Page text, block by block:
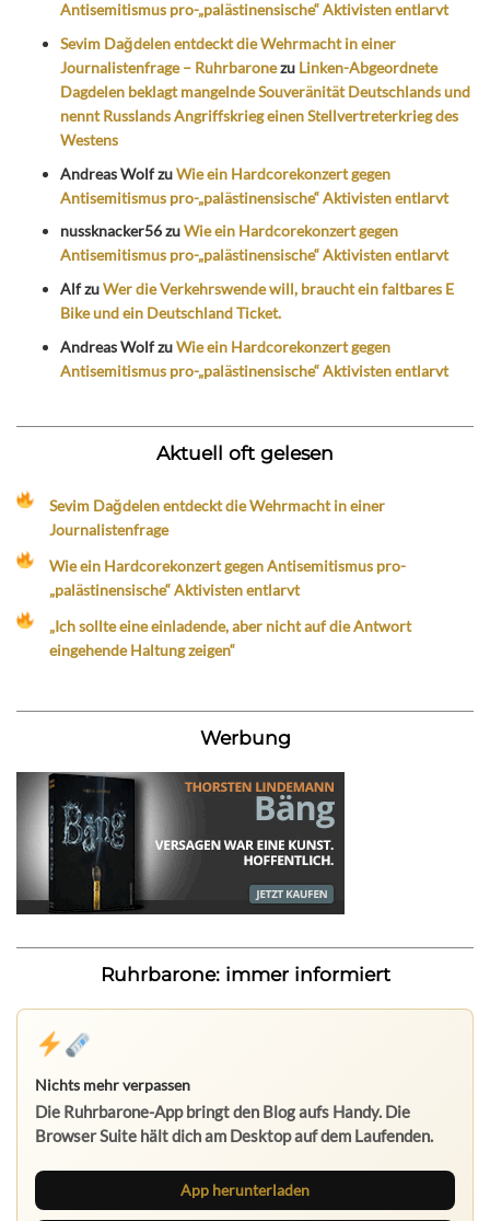
Antisemitismus pro-„palästinensische“ Aktivisten entlarvt
Sevim Dağdelen entdeckt die Wehrmacht in einer
Journalistenfrage – Ruhrbaronezu Linken-Abgeordnete
Dagdelen beklagt mangelnde Souveränität Deutschlands und
nennt Russlands Angriffskrieg einen Stellvertreterkrieg des
Westens
Andreas WolfzuWie ein Hardcorekonzert gegen
Antisemitismus pro-„palästinensische“ Aktivisten entlarvt
nussknacker56zuWie ein Hardcorekonzert gegen
Antisemitismus pro-„palästinensische“ Aktivisten entlarvt
AlfzuWer die Verkehrswende will, braucht ein faltbares E
Bike und ein Deutschland Ticket.
Andreas WolfzuWie ein Hardcorekonzert gegen
Antisemitismus pro-„palästinensische“ Aktivisten entlarvt
Aktuell oft gelesen
Sevim Dağdelen entdeckt die Wehrmacht in einer
Journalistenfrage
Wie ein Hardcorekonzert gegen Antisemitismus pro-
„palästinensische“ Aktivisten entlarvt
„Ich sollte eine einladende, aber nicht auf die Antwort
eingehende Haltung zeigen“
Werbung
Ruhrbarone: immer informiert
Nichts mehr verpassen
Die Ruhrbarone-App bringt den Blog aufs Handy. Die
Browser Suite hält dich am Desktop auf dem Laufenden.
App herunterladen